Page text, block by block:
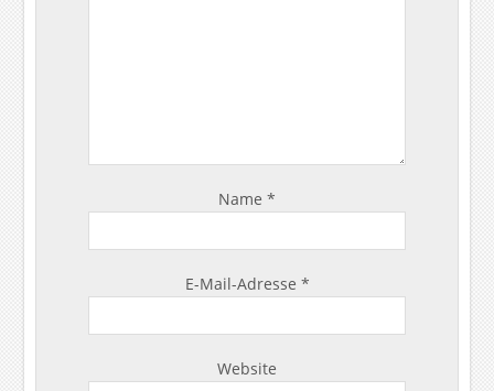
Name *
E-Mail-Adresse *
Website